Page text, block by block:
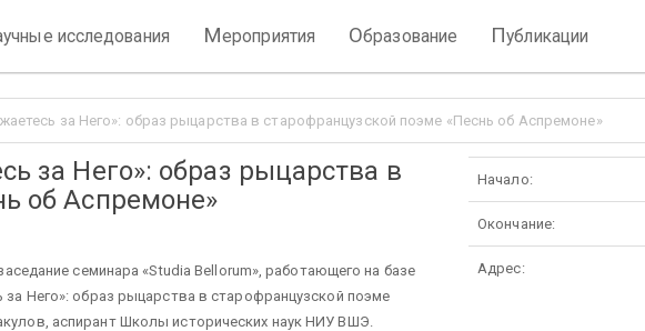
исследования Мероприятия Образование Публикации
за Него»: образ рыцарства в старофранцузской поэме «Песнь об Аспремоне»
за Него»: образ рыцарства в
об Аспремоне»
семинара «Studia Bellorum», работающего на базе
Него»: образ рыцарства в старофранцузской поэме
аспирант Школы исторических наук НИУ ВШЭ.
Начало:
Окончание:
Адрес: